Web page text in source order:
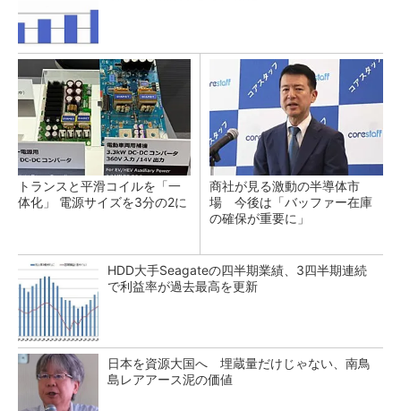
トランスと平滑コイルを「一
体化」 電源サイズを3分の2に
商社が見る激動の半導体市
場 今後は「バッファー在庫
の確保が重要に」
HDD大手Seagateの四半期業績、3四半期連続
で利益率が過去最高を更新
日本を資源大国へ 埋蔵量だけじゃない、南鳥
島レアアース泥の価値